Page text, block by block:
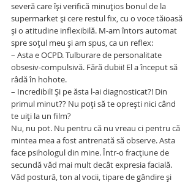
severă care își verifică minuțios bonul de la
supermarket și cere restul fix, cu o voce tăioasă
și o atitudine inflexibilă. M-am întors automat
spre soțul meu și am spus, ca un reflex:
– Asta e OCPD. Tulburare de personalitate
obsesiv-compulsivă. Fără dubii! El a început să
râdă în hohote.
– Incredibil! Și pe ăsta l-ai diagnosticat?! Din
primul minut?? Nu poți să te oprești nici când
te uiți la un film?
Nu, nu pot. Nu pentru că nu vreau ci pentru că
mintea mea a fost antrenată să observe. Asta
face psihologul din mine. Într-o fracțiune de
secundă văd mai mult decât expresia facială.
Văd postură, ton al vocii, tipare de gândire și